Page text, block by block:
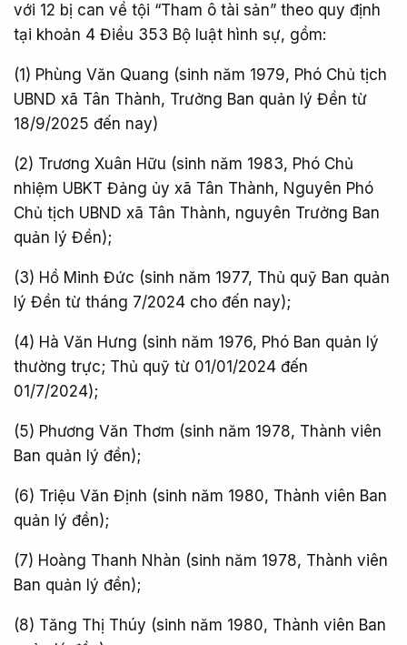
với 12 bị can về tội “Tham ô tài sản” theo quy định
tại khoản 4 Điều 353 Bộ luật hình sự, gồm:
(1) Phùng Văn Quang (sinh năm 1979, Phó Chủ tịch
UBND xã Tân Thành, Trưởng Ban quản lý Đền từ
18/9/2025 đến nay)
(2) Trương Xuân Hữu (sinh năm 1983, Phó Chủ
nhiệm UBKT Đảng ủy xã Tân Thành, Nguyên Phó
Chủ tịch UBND xã Tân Thành, nguyên Trưởng Ban
quản lý Đền);
(3) Hồ Minh Đức (sinh năm 1977, Thủ quỹ Ban quản
lý Đền từ tháng 7/2024 cho đến nay);
(4) Hà Văn Hưng (sinh năm 1976, Phó Ban quản lý
thường trực; Thủ quỹ từ 01/01/2024 đến
01/7/2024);
(5) Phương Văn Thơm (sinh năm 1978, Thành viên
Ban quản lý đền);
(6) Triệu Văn Định (sinh năm 1980, Thành viên Ban
quản lý đền);
(7) Hoàng Thanh Nhàn (sinh năm 1978, Thành viên
Ban quản lý đền);
(8) Tăng Thị Thúy (sinh năm 1980, Thành viên Ban